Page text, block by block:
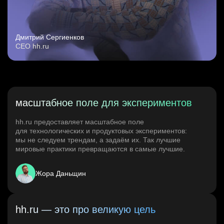
Дмитрий Сергиенков
CEO hh.ru
масштабное поле для экспериментов
hh.ru предоставляет масштабное поле
для технологических и продуктовых экспериментов:
мы не следуем трендам, а задаём их. Так лучшие
мировые практики превращаются в самые лучшие.
Жора Даньщин
hh.ru — это про великую цель